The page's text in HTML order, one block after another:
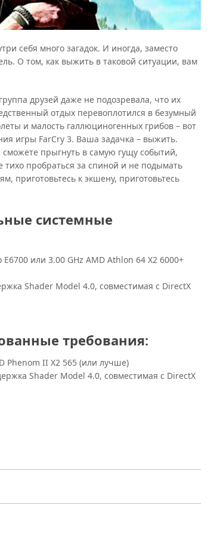
себя много загадок. И иногда, заместо
О том, как выжить в таковой ситуации, вам
друзей даже не подозревала, что их
отдых перевоплотился в безумный
и малость галлюциногенных грибов – вот
игры FarCry 3. Ваша задачка – выжить.
прыгнуть в самую гущу событий,
пробраться за спиной и не подымать
приготовьтесь к экшену, приготовьтесь
системные
или 3.00 GHz AMD Athlon 64 X2 6000+
Shader Model 4.0, совместимая с DirectX
требования:
Phenom II X2 565 (или лучше)
Shader Model 4.0, совместимая с DirectX